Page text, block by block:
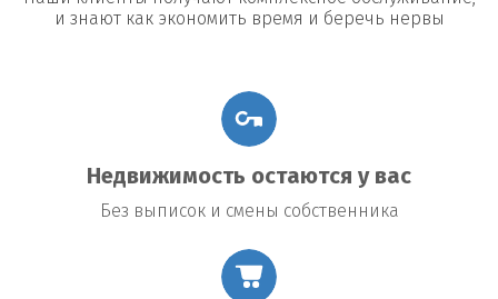
и знают как экономить время и беречь нервы
Недвижимость остаются у вас
Без выписок и смены собственника